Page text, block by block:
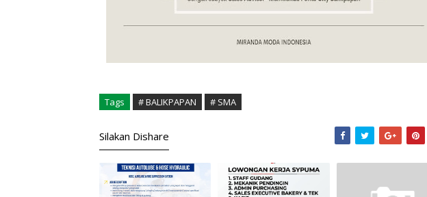
Tags # BALIKPAPAN # SMA
Silakan Dishare